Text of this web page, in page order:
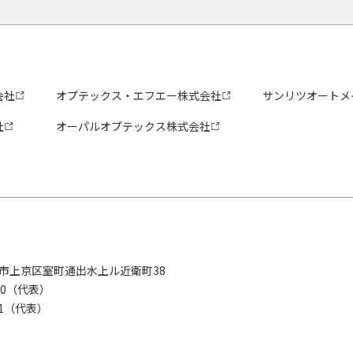
社 オプテックス・エフエー株式会社
サンリツオート
オーパルオプテックス株式会社
京区室町通出水上ル近衛町38
代表）
代表）